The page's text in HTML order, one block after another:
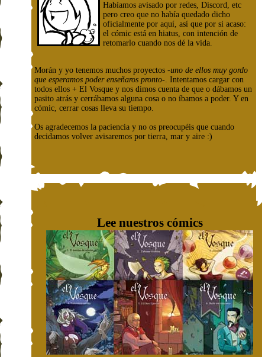
Habíamos avisado por redes, Discord, etc
pero creo que no había quedado dicho
oficialmente por aquí, así que por si acaso:
el cómic está en hiatus, con intención de
retomarlo cuando nos dé la vida.
Morán y yo tenemos muchos proyectos -uno de ellos muy gordo
que esperamos poder enseñaros pronto-. Intentamos cargar con
todos ellos + El Vosque y nos dimos cuenta de que o dábamos un
pasito atrás y cerrábamos alguna cosa o no íbamos a poder. Y en
cómic, cerrar cosas lleva su tiempo.
Os agradecemos la paciencia y no os preocupéis que cuando
decidamos volver avisaremos por tierra, mar y aire :)
Lee nuestros cómics